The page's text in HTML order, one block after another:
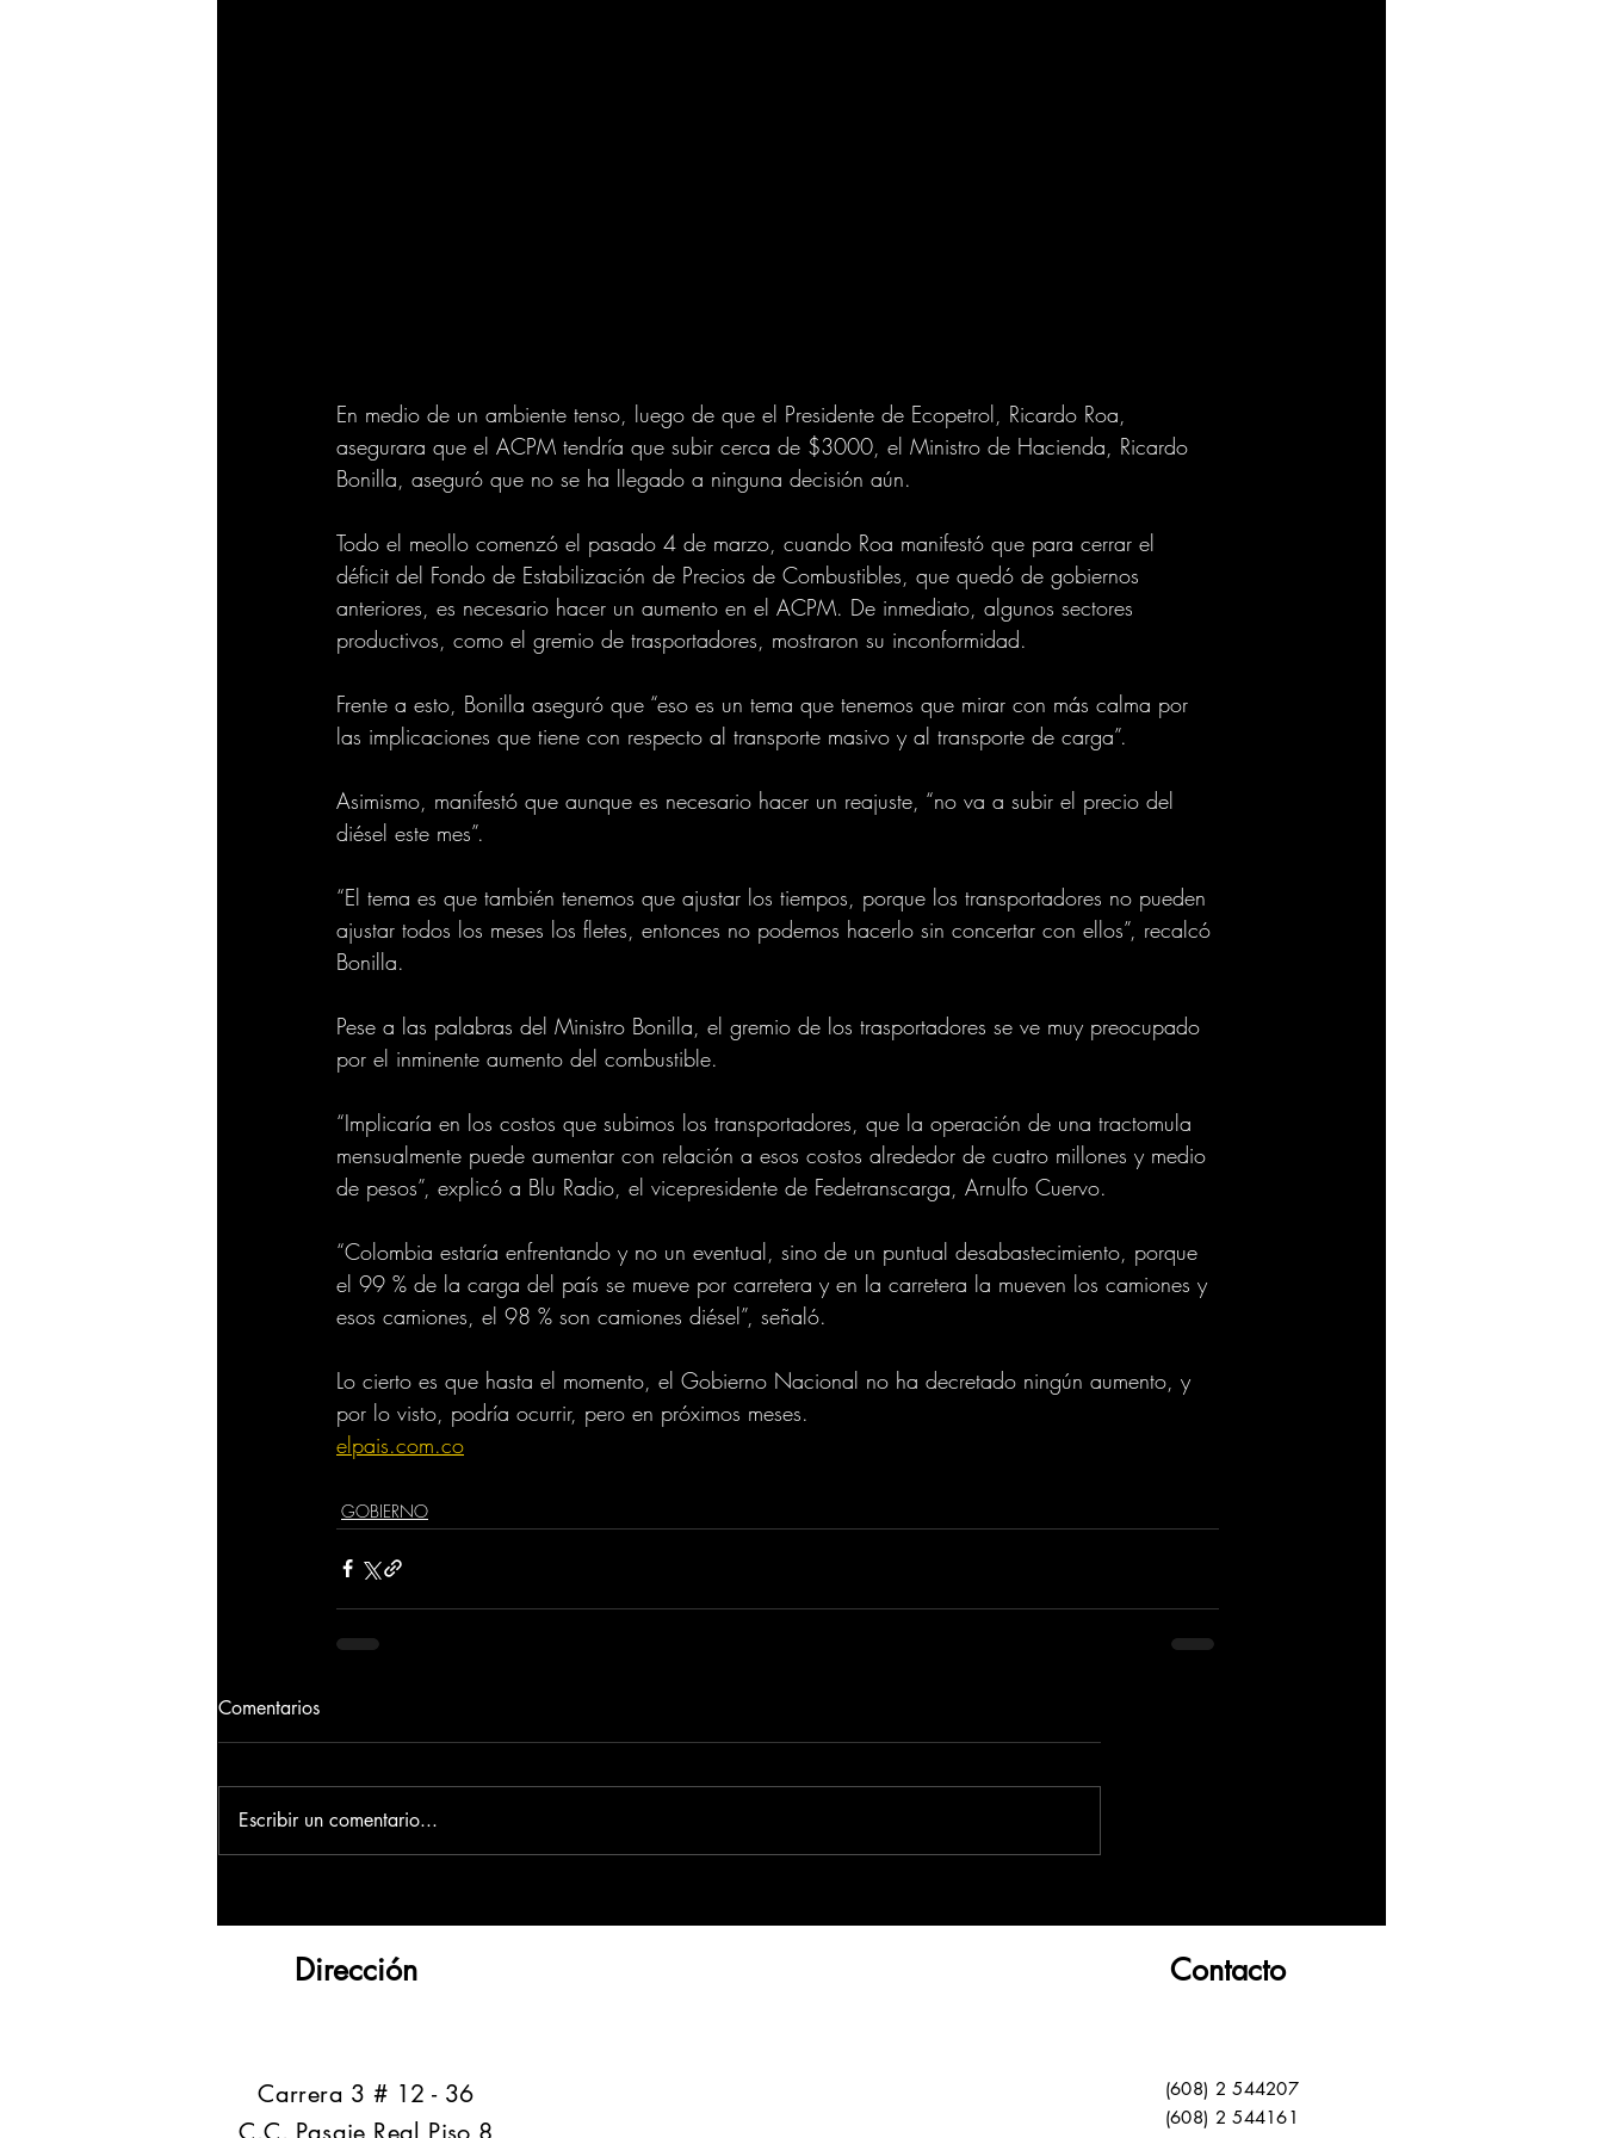
En medio de un ambiente tenso, luego de que el Presidente de Ecopetrol, Ricardo Roa,
asegurara que el ACPM tendría que subir cerca de $3000, el Ministro de Hacienda, Ricardo
Bonilla, aseguró que no se ha llegado a ninguna decisión aún.
Todo el meollo comenzó el pasado 4 de marzo, cuando Roa manifestó que para cerrar el
déficit del Fondo de Estabilización de Precios de Combustibles, que quedó de gobiernos
anteriores, es necesario hacer un aumento en el ACPM. De inmediato, algunos sectores
productivos, como el gremio de trasportadores, mostraron su inconformidad.
Frente a esto, Bonilla aseguró que “eso es un tema que tenemos que mirar con más calma por
las implicaciones que tiene con respecto al transporte masivo y al transporte de carga”.
Asimismo, manifestó que aunque es necesario hacer un reajuste, “no va a subir el precio del
diésel este mes”.
“El tema es que también tenemos que ajustar los tiempos, porque los transportadores no pueden
ajustar todos los meses los fletes, entonces no podemos hacerlo sin concertar con ellos”, recalcó
Bonilla.
Pese a las palabras del Ministro Bonilla, el gremio de los trasportadores se ve muy preocupado
por el inminente aumento del combustible.
“Implicaría en los costos que subimos los transportadores, que la operación de una tractomula
mensualmente puede aumentar con relación a esos costos alrededor de cuatro millones y medio
de pesos”, explicó a Blu Radio, el vicepresidente de Fedetranscarga, Arnulfo Cuervo.
“Colombia estaría enfrentando y no un eventual, sino de un puntual desabastecimiento, porque
el 99 % de la carga del país se mueve por carretera y en la carretera la mueven los camiones y
esos camiones, el 98 % son camiones diésel”, señaló.
Lo cierto es que hasta el momento, el Gobierno Nacional no ha decretado ningún aumento, y
por lo visto, podría ocurrir, pero en próximos meses.
elpais.com.co
GOBIERNO
Comentarios
Escribir un comentario...
Dirección
​Carrera 3 # 12 - 36
Contacto
(608) 2 544207
(608) 2 544161